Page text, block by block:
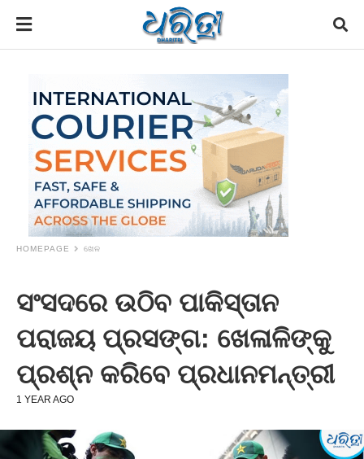
HOMEPAGE ଖେଳ
ସଂସଦରେ ଉଠିବ ପାକିସ୍ତାନ
ପରାଜୟ ପ୍ରସଙ୍ଗ: ଖେଳାଳିଙ୍କୁ
ପ୍ରଶ୍ନ କରିବେ ପ୍ରଧାନମନ୍ତ୍ରୀ
1 YEAR AGO